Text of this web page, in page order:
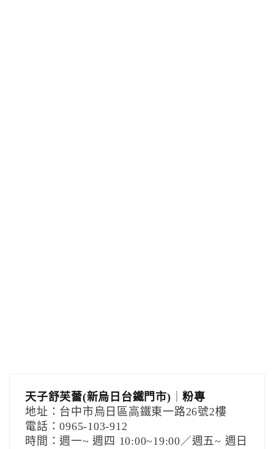
天子舒芙蕾(新烏日台鐵門市) ｜粉專
地址：台中市烏日區高鐵東一路26號2樓
電話：0965-103-912
時間：週一~ 週四 10:00~19:00／週五~ 週日